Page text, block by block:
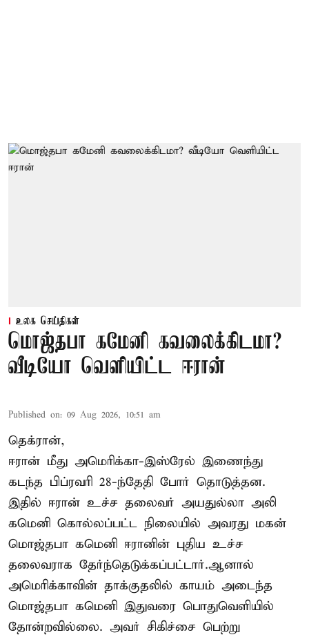
உலக செய்திகள்
மொஜ்தபா கமேனி கவலைக்கிடமா?
வீடியோ வெளியிட்ட ஈரான்
Published on: 09 Aug 2026, 10:51 am
தெக்ரான்,
ஈரான் மீது அமெரிக்கா-இஸ்ரேல் இணைந்து
கடந்த பிப்ரவரி 28-ந்தேதி போர் தொடுத்தன.
இதில் ஈரான் உச்ச தலைவர் அயதுல்லா அலி
கமெனி கொல்லப்பட்ட நிலையில் அவரது மகன்
மொஜ்தபா கமெனி ஈரானின் புதிய உச்ச
தலைவராக தேர்ந்தெடுக்கப்பட்டார்.ஆனால்
அமெரிக்காவின் தாக்குதலில் காயம் அடைந்த
மொஜ்தபா கமெனி இதுவரை பொதுவெளியில்
தோன்றவில்லை. அவர் சிகிச்சை பெற்று